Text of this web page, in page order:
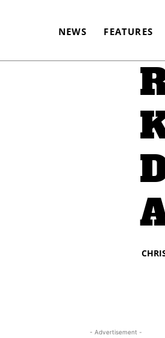
NEWS FEATURES
CHRIS ROBERTS - 14.
- Advertisement -